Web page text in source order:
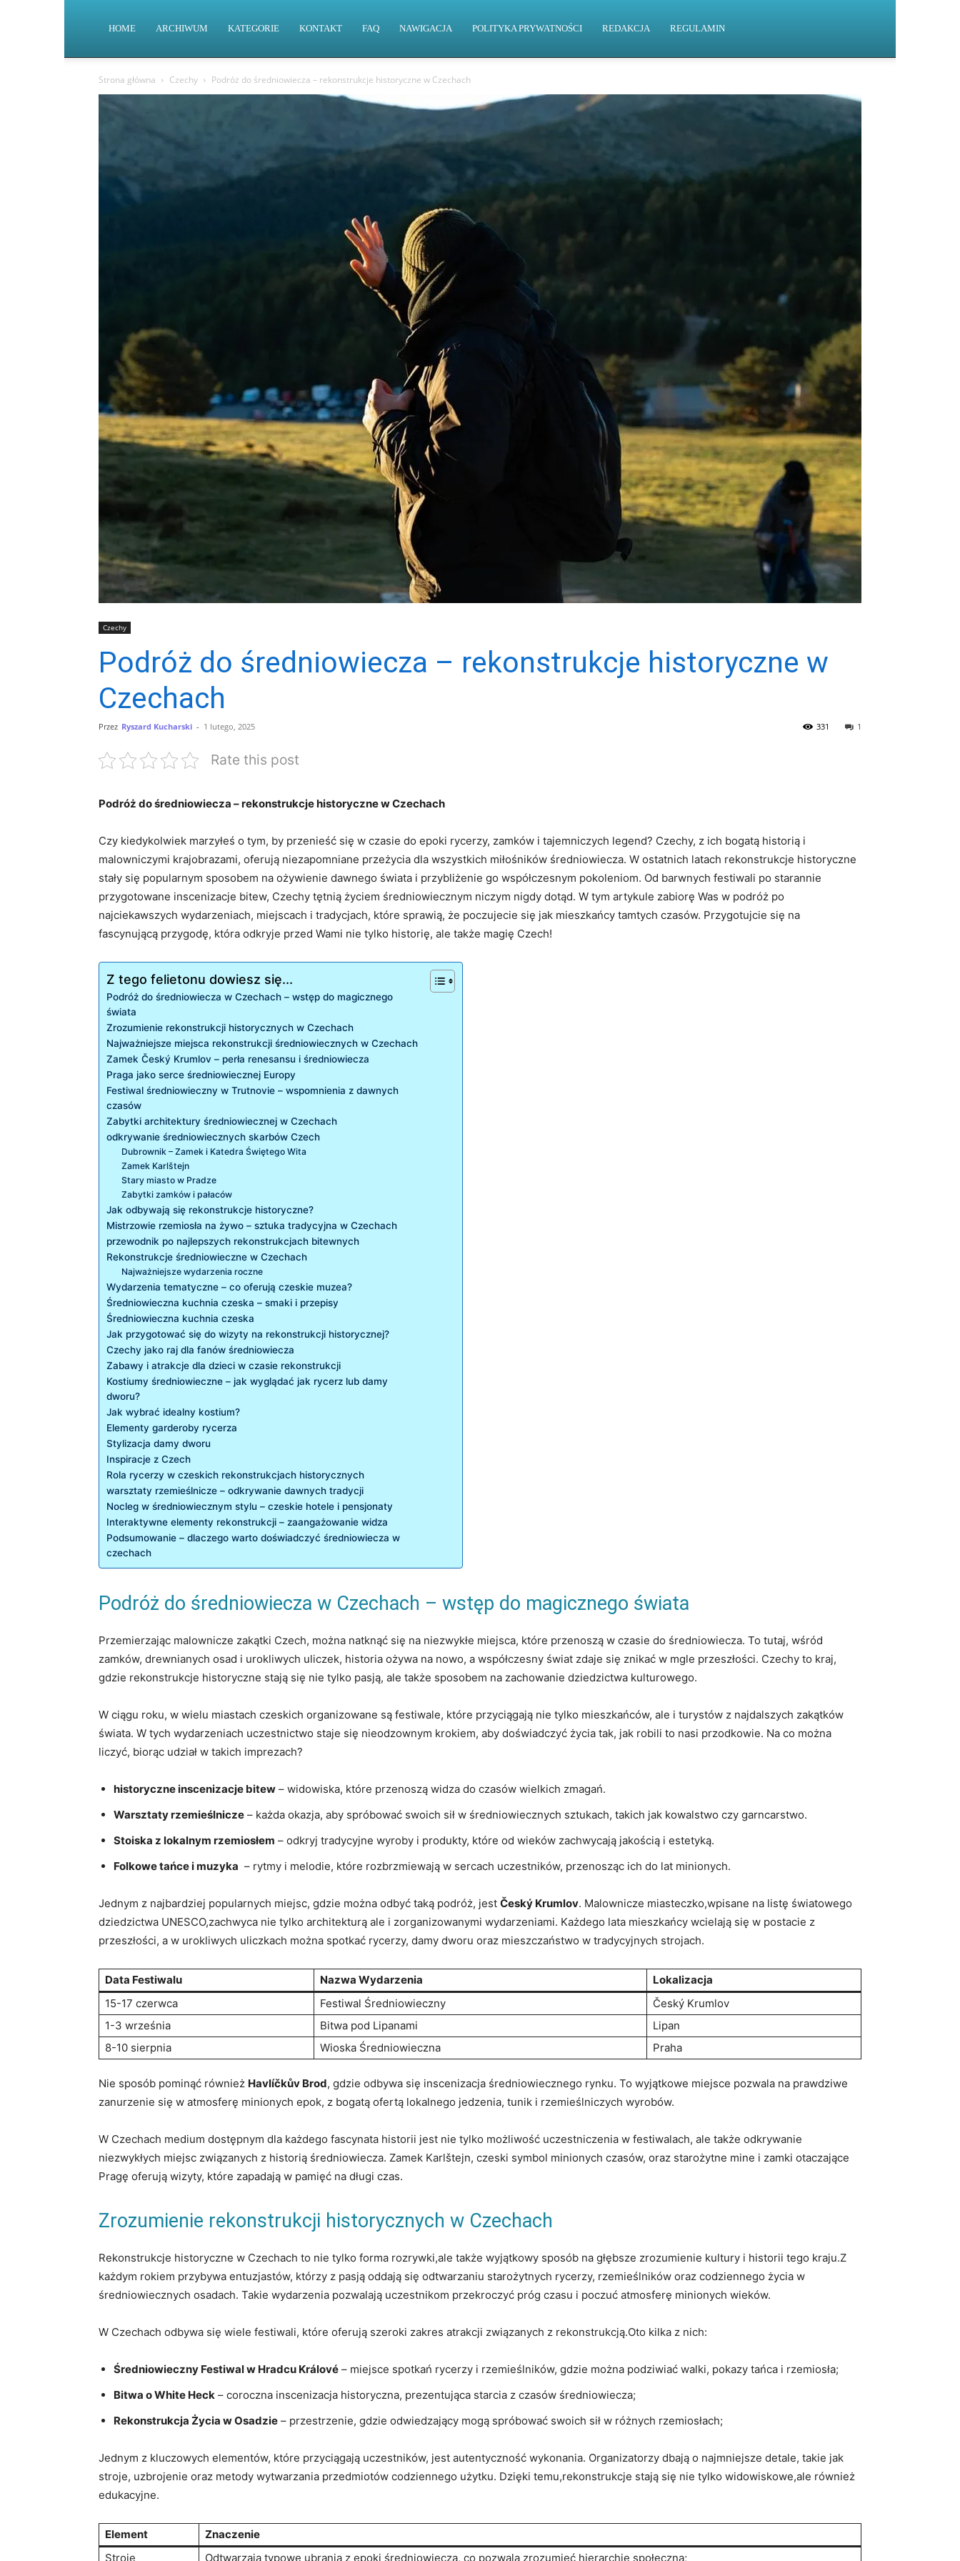
HOME ARCHIWUM KATEGORIE KONTAKT FAQ NAWIGACJA POLITYKA PRYWATNOŚCI REDAKCJA REGULAMIN
Strona główna Czechy Podróż do średniowiecza – rekonstrukcje historyczne w Czechach
Czechy
Podróż do średniowiecza – rekonstrukcje historyczne w
Czechach
Przez Ryszard Kucharski - 1 lutego, 2025 1
331
Rate this post
Podróż do średniowiecza – rekonstrukcje historyczne‍ w ‍Czechach
Czy kiedykolwiek ​marzyłeś o ‍tym, by przenieść się w czasie do epoki rycerzy, zamków i tajemniczych legend? Czechy, z ich bogatą historią​ i
malowniczymi krajobrazami, oferują niezapomniane przeżycia dla wszystkich ⁣miłośników średniowiecza. W ostatnich latach rekonstrukcje historyczne
stały​ się popularnym sposobem na ożywienie dawnego świata i przybliżenie go współczesnym pokoleniom. Od‍ barwnych festiwali po starannie
przygotowane inscenizacje​ bitew, Czechy⁢ tętnią życiem​ średniowiecznym⁤ niczym nigdy⁢ dotąd. W⁣ tym artykule zabiorę ​Was w podróż po
najciekawszych wydarzeniach, miejscach i tradycjach, które sprawią, że poczujecie się jak⁤ mieszkańcy tamtych⁣ czasów. Przygotujcie się na
fascynującą przygodę, która odkryje przed Wami nie tylko historię, ale także⁤ magię Czech!
Z tego felietonu dowiesz się...
Podróż do średniowiecza w Czechach – wstęp do magicznego
świata
Zrozumienie rekonstrukcji historycznych w ⁤Czechach
Najważniejsze miejsca rekonstrukcji średniowiecznych w Czechach
Zamek Český Krumlov‌ – ⁤perła renesansu i średniowiecza
Praga jako serce średniowiecznej Europy
Festiwal średniowieczny ​w ⁣Trutnovie – wspomnienia z dawnych
czasów
Zabytki architektury ⁣średniowiecznej⁤ w Czechach
odkrywanie⁢ średniowiecznych skarbów Czech
Dubrownik – Zamek ​i Katedra Świętego Wita
Zamek Karlštejn
Stary⁣ miasto w Pradze
Zabytki zamków i pałaców
Jak odbywają się⁢ rekonstrukcje historyczne?
Mistrzowie rzemiosła na żywo – sztuka tradycyjna w ⁣Czechach
przewodnik po najlepszych rekonstrukcjach bitewnych
Rekonstrukcje średniowieczne w Czechach
Najważniejsze wydarzenia roczne
Wydarzenia tematyczne – co oferują ⁤czeskie muzea?
Średniowieczna kuchnia czeska ⁤–‍ smaki i przepisy
Średniowieczna kuchnia czeska
Jak przygotować się do wizyty⁤ na rekonstrukcji historycznej?
Czechy ⁤jako raj ‍dla fanów średniowiecza
Zabawy​ i atrakcje‌ dla dzieci w czasie rekonstrukcji
Kostiumy średniowieczne – jak‌ wyglądać jak rycerz lub damy
‍dworu?
Jak wybrać idealny kostium?
Elementy garderoby rycerza
Stylizacja‍ damy dworu
Inspiracje z Czech
Rola rycerzy w czeskich rekonstrukcjach historycznych
warsztaty rzemieślnicze – odkrywanie dawnych tradycji
Nocleg w średniowiecznym ⁢stylu – czeskie⁤ hotele i​ pensjonaty
Interaktywne elementy rekonstrukcji – zaangażowanie widza
Podsumowanie –⁤ dlaczego warto doświadczyć‌ średniowiecza w
czechach
Podróż do średniowiecza w Czechach – wstęp do magicznego świata
Przemierzając malownicze zakątki Czech, można⁢ natknąć‌ się na niezwykłe miejsca, które przenoszą w czasie do średniowiecza. To tutaj, wśród
zamków, drewnianych⁣ osad i urokliwych uliczek, historia⁣ ożywa na nowo, a współczesny świat⁣ zdaje się znikać⁣ w mgle przeszłości. Czechy to kraj,
gdzie⁢ rekonstrukcje historyczne stają się nie ⁤tylko pasją, ‌ale także sposobem na zachowanie dziedzictwa kulturowego.
W ciągu roku, w wielu miastach czeskich organizowane ‌są ​festiwale,‌ które przyciągają nie tylko⁤ mieszkańców, ale ‌i turystów z‌ najdalszych zakątków
świata. W tych wydarzeniach uczestnictwo⁤ staje⁤ się nieodzownym krokiem,​ aby doświadczyć życia ‍tak, ⁣jak robili to ‍nasi przodkowie. Na co można
liczyć, biorąc udział w takich ⁢imprezach?
historyczne inscenizacje bitew ​– widowiska, które przenoszą widza do czasów wielkich zmagań.
Warsztaty rzemieślnicze – każda ​okazja, aby spróbować swoich sił‌ w średniowiecznych ⁤sztukach, takich jak kowalstwo czy garncarstwo.
Stoiska z lokalnym rzemiosłem – odkryj tradycyjne wyroby i produkty, które od wieków zachwycają jakością i estetyką.
Folkowe tańce i muzyka ⁤ – rytmy i melodie, które‍ rozbrzmiewają w sercach uczestników, przenosząc ⁣ich do ⁤lat minionych.
Jednym z ‍najbardziej popularnych miejsc, gdzie można ⁣odbyć taką ‍podróż, ‍jest Český Krumlov. Malownicze miasteczko,wpisane na listę światowego
dziedzictwa UNESCO,zachwyca nie ‌tylko ​architekturą ale i zorganizowanymi wydarzeniami. Każdego lata mieszkańcy wcielają się w postacie z
przeszłości,​ a w urokliwych uliczkach można‍ spotkać rycerzy, damy dworu oraz mieszczaństwo w tradycyjnych strojach.
Data Festiwalu Nazwa ⁣Wydarzenia
Lokalizacja
15-17 czerwca
Festiwal Średniowieczny
Český Krumlov
1-3 września
Bitwa pod Lipanami
Lipan
8-10 sierpnia
Wioska Średniowieczna Praha
Nie sposób pominąć również Havlíčkův Brod, gdzie odbywa​ się inscenizacja średniowiecznego⁤ rynku. To⁣ wyjątkowe‍ miejsce pozwala na prawdziwe
zanurzenie się​ w atmosferę minionych⁣ epok, z bogatą ofertą ‌lokalnego jedzenia, ⁣tunik i rzemieślniczych wyrobów.
W Czechach medium dostępnym dla każdego fascynata historii jest nie tylko możliwość uczestniczenia w festiwalach, ale także odkrywanie⁤
niezwykłych miejsc związanych z historią średniowiecza. Zamek Karlštejn, czeski symbol minionych czasów, oraz starożytne mine i zamki otaczające
Pragę oferują wizyty, które zapadają w pamięć na długi czas.
Zrozumienie rekonstrukcji historycznych w ⁤Czechach
Rekonstrukcje ​historyczne w Czechach⁣ to nie tylko forma rozrywki,ale także wyjątkowy sposób na głębsze zrozumienie kultury i historii tego ⁣kraju.Z
⁤każdym rokiem⁣ przybywa entuzjastów, ‍którzy z pasją oddają ‍się odtwarzaniu starożytnych rycerzy, rzemieślników oraz codziennego życia w
średniowiecznych ‍osadach. Takie wydarzenia pozwalają uczestnikom przekroczyć ⁣próg czasu i ⁣poczuć atmosferę ⁢minionych wieków.
W Czechach odbywa ⁤się ⁢wiele festiwali, które oferują szeroki‌ zakres atrakcji związanych z rekonstrukcją.Oto kilka ⁤z nich:
Średniowieczny Festiwal w Hradcu Králové – miejsce ​spotkań rycerzy i rzemieślników, gdzie można podziwiać walki, pokazy tańca i rzemiosła;
Bitwa o White Heck – coroczna⁣ inscenizacja historyczna,‌ prezentująca ⁤starcia z czasów średniowiecza;
Rekonstrukcja Życia w Osadzie – przestrzenie, gdzie⁢ odwiedzający mogą spróbować swoich sił w różnych rzemiosłach;
Jednym z ⁤kluczowych elementów, które przyciągają uczestników, jest autentyczność wykonania. Organizatorzy dbają ‍o najmniejsze detale, ⁣takie jak
stroje, uzbrojenie oraz metody wytwarzania przedmiotów codziennego użytku. Dzięki temu,rekonstrukcje stają się nie tylko ​widowiskowe,ale ​również
edukacyjne.
Element
Znaczenie
Stroje
Odtwarzają typowe‍ ubrania z epoki średniowiecza, co pozwala zrozumieć ‌hierarchię społeczną;